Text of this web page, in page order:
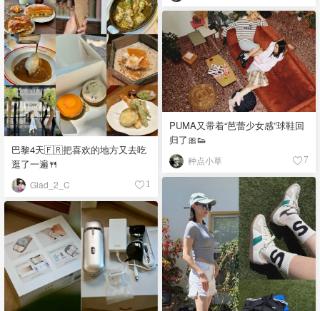
巴黎4天🇫🇷把喜欢的地方又去吃
逛了一遍🍴
Glad_2_C 1
PUMA又带着“芭蕾少女感”球鞋回
归了🎀👟
种点小草 7